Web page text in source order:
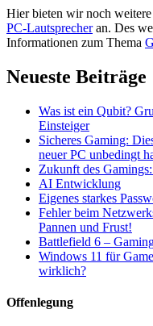
Hier bieten wir noch
PC-Lautsprecheran. Des
Informationen zum Thema
Neueste Beiträge
Was ist ein Qubit?
Einsteiger
Sicheres Gaming:
neuer PC unbedingt
Zukunft des
AI Entwicklung
Eigenes starkes
Fehler beim
Pannen und Frust!
Battlefield 6 –
Windows 11 für
wirklich?
Offenlegung